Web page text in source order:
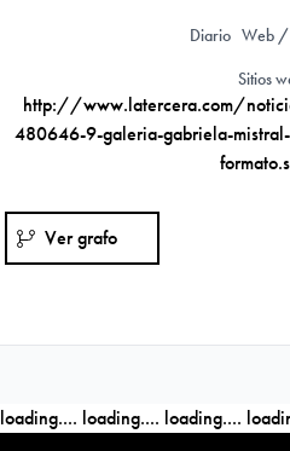
Diario Web /
Sitios
http://www.latercera.com/
480646-9-galeria-gabriela-
Ver grafo
loading.... loading.... loading....